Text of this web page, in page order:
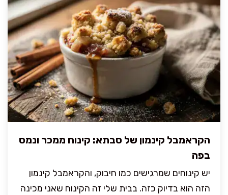
הקראמבל קינמון של סבתא: קינוח ממכר ונמס
בפה
יש קינוחים שמרגישים כמו חיבוק, והקראמבל קינמון
הזה הוא בדיוק כזה. בבית שלי זה הקינוח שאני מכינה